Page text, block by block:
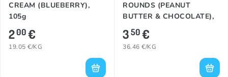
CREAM (BLUEBERRY),
105g
200€
19.05 €/KG
ROUNDS (PEANUT
BUTTER & CHOCOLATE),
96g
350€
36.46 €/KG